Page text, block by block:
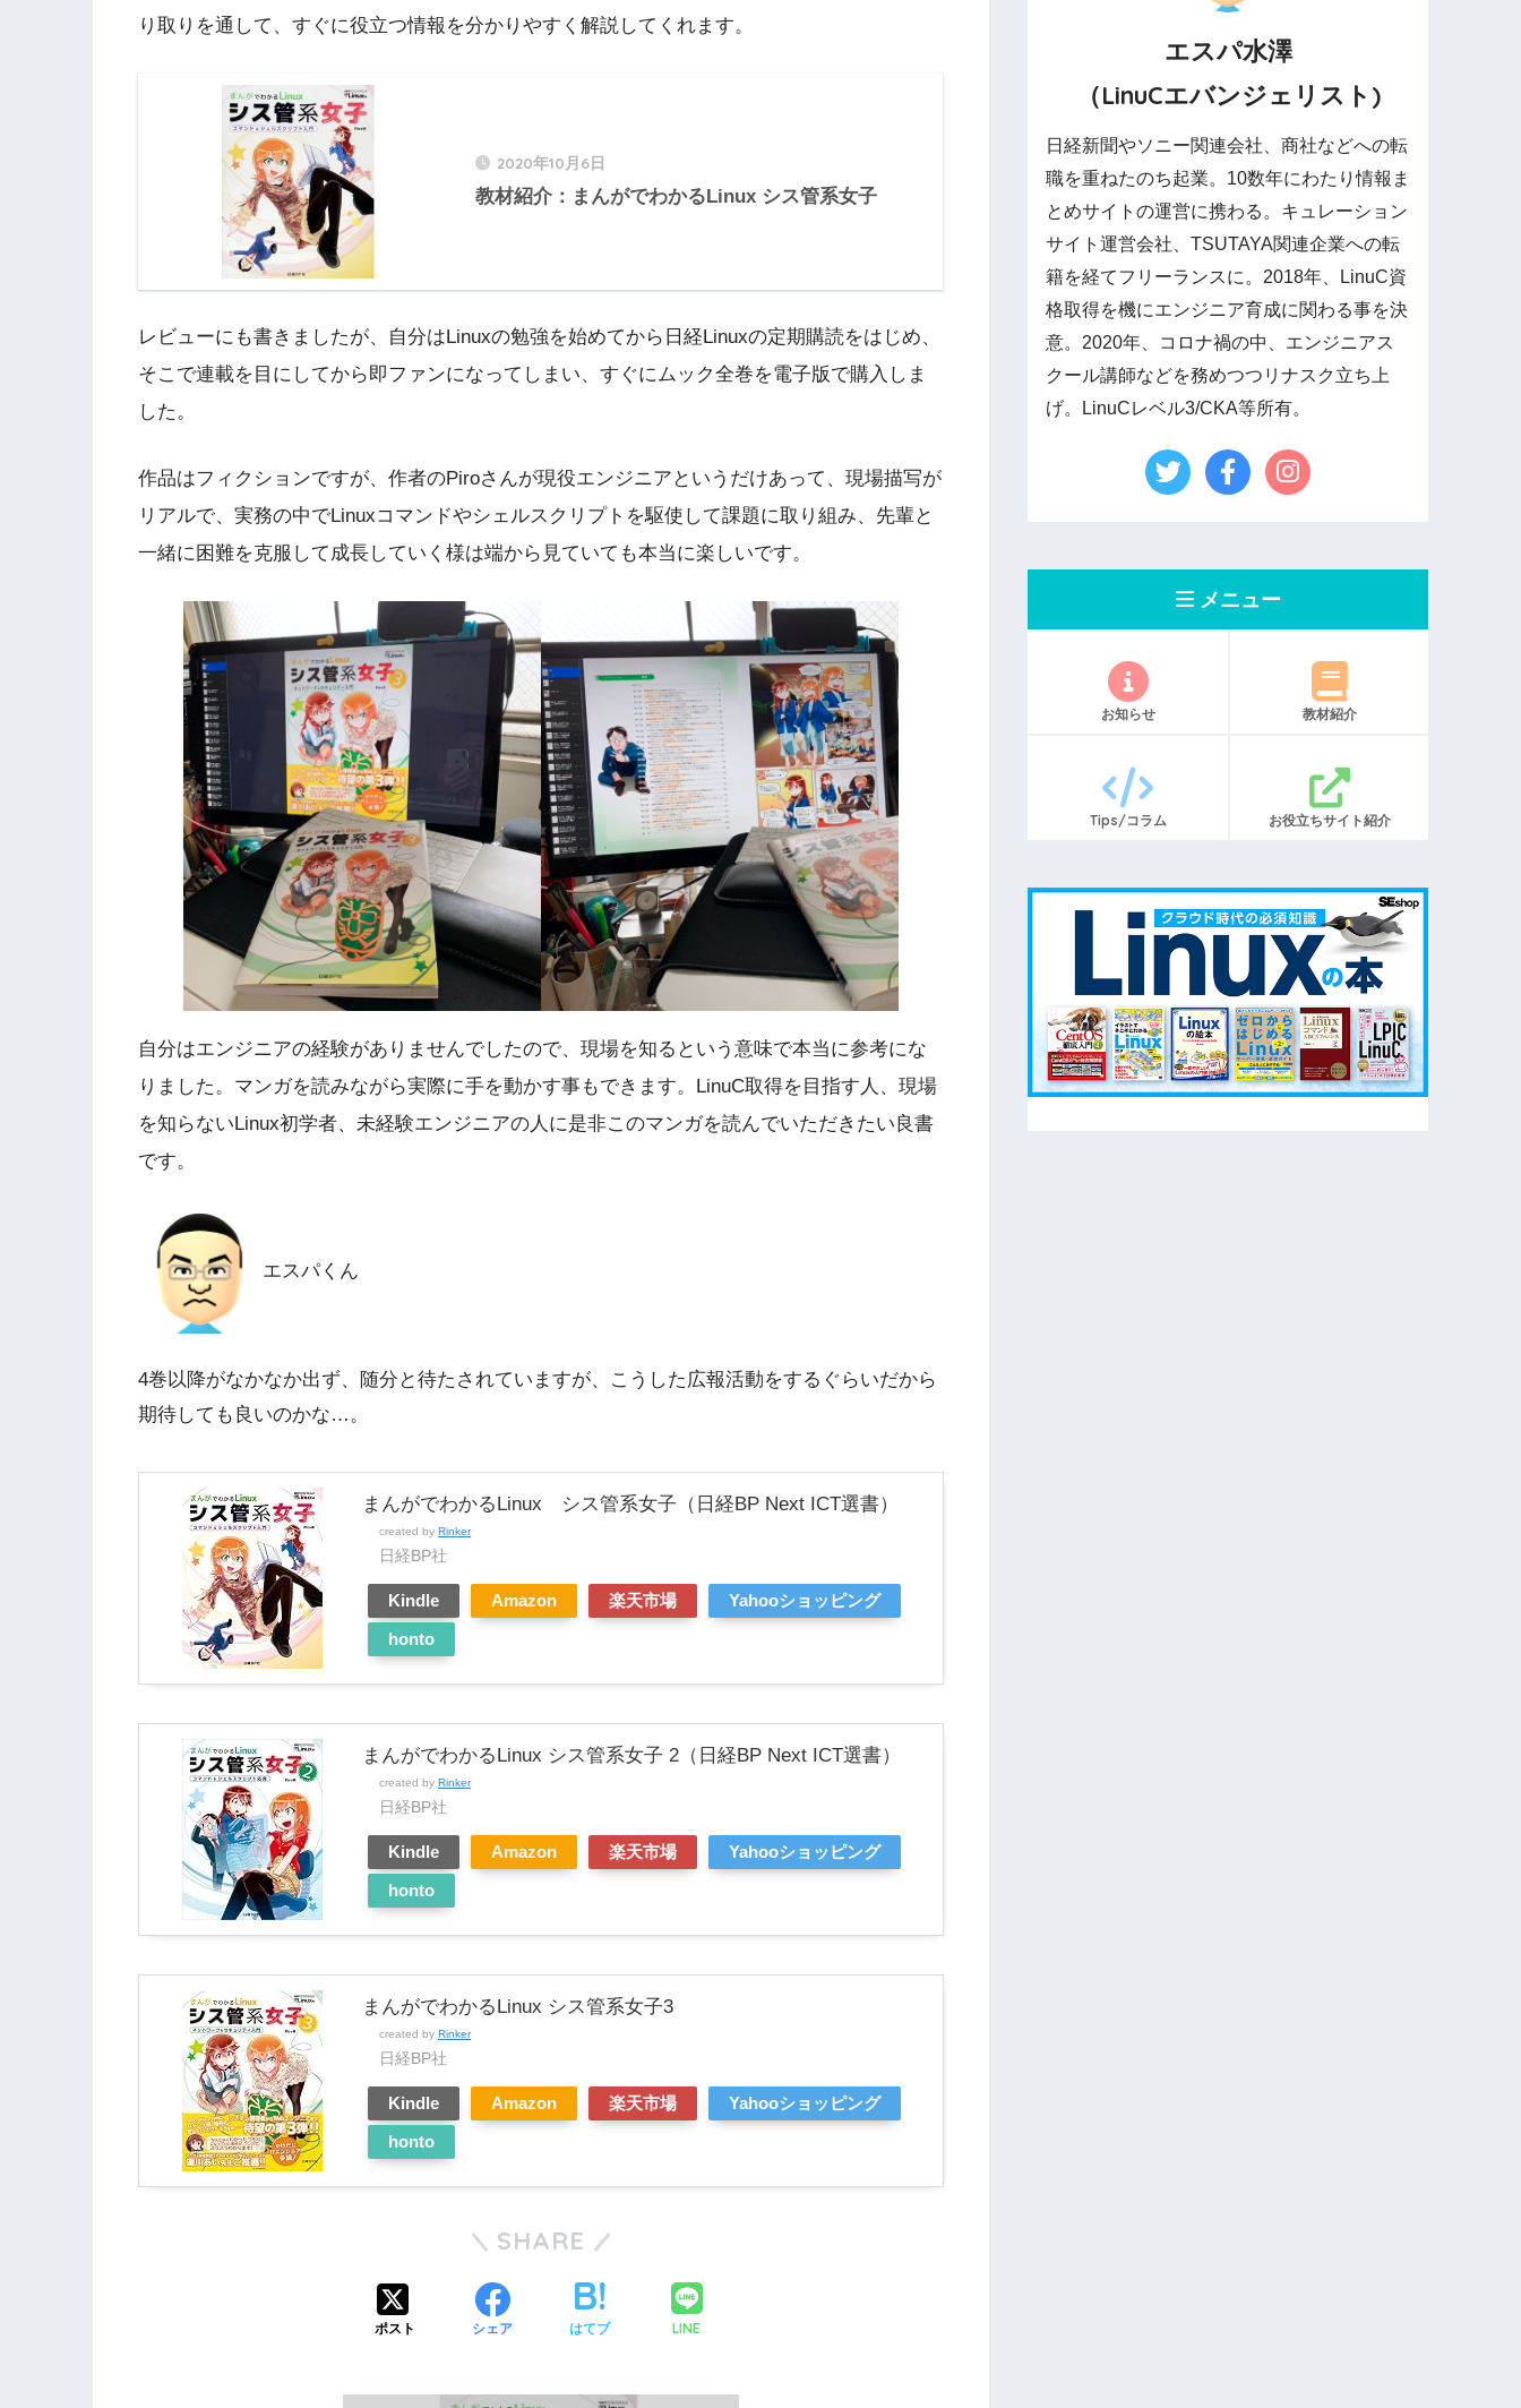
り取りを通して、すぐに役立つ情報を分かりやすく解説してくれます。
2020年10月6日
教材紹介：まんがでわかるLinux シス管系女子
レビューにも書きましたが、自分はLinuxの勉強を始めてから日経Linuxの定期購読をはじめ、
そこで連載を目にしてから即ファンになってしまい、すぐにムック全巻を電子版で購入しま
した。
作品はフィクションですが、作者のPiroさんが現役エンジニアというだけあって、現場描写が
リアルで、実務の中でLinuxコマンドやシェルスクリプトを駆使して課題に取り組み、先輩と
一緒に困難を克服して成長していく様は端から見ていても本当に楽しいです。
自分はエンジニアの経験がありませんでしたので、現場を知るという意味で本当に参考にな
りました。マンガを読みながら実際に手を動かす事もできます。LinuC取得を目指す人、現場
を知らないLinux初学者、未経験エンジニアの人に是非このマンガを読んでいただきたい良書
です。
エスパくん
4巻以降がなかなか出ず、随分と待たされていますが、こうした広報活動をするぐらいだから
期待しても良いのかな…。
まんがでわかるLinux シス管系女子（日経BP Next ICT選書）
created by Rinker
日経BP社
Kindle Amazon 楽天市場
Yahooショッピング
honto
まんがでわかるLinux シス管系女子 2（日経BP Next ICT選書）
created by Rinker
日経BP社
Kindle Amazon 楽天市場
Yahooショッピング
honto
まんがでわかるLinux シス管系女子3
created by Rinker
日経BP社
Kindle Amazon 楽天市場
Yahooショッピング
honto
SHARE
ポスト シェア はてブ LINE
エスパ水澤
（LinuCエバンジェリスト)
日経新聞やソニー関連会社、商社などへの転
職を重ねたのち起業。10数年にわたり情報ま
とめサイトの運営に携わる。キュレーション
サイト運営会社、TSUTAYA関連企業への転
籍を経てフリーランスに。2018年、LinuC資
格取得を機にエンジニア育成に関わる事を決
意。2020年、コロナ禍の中、エンジニアス
クール講師などを務めつつリナスク立ち上
げ。LinuCレベル3/CKA等所有。
メニュー
お知らせ 教材紹介
Tips/コラム お役立ちサイト紹介